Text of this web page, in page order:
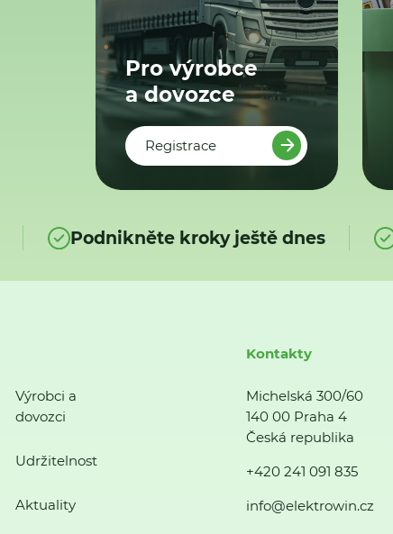
Pro výrobce
a dovozce
Registrace
Podnikněte kroky ještě dnes
Výrobci a
dovozci
Udržitelnost
Aktuality
Kontakty
Michelská 300/60
140 00 Praha 4
Česká republika
+420 241 091 835
info@elektrowin.cz